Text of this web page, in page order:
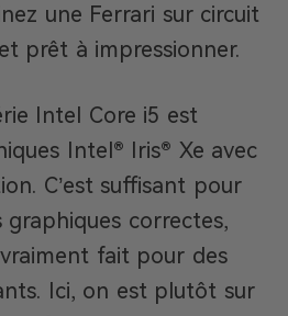
une Ferrari sur circuit
prêt à impressionner.
Intel Core i5 est
Intel® Iris® Xe avec
C’est suffisant pour
correctes,
fait pour des
Ici, on est plutôt sur